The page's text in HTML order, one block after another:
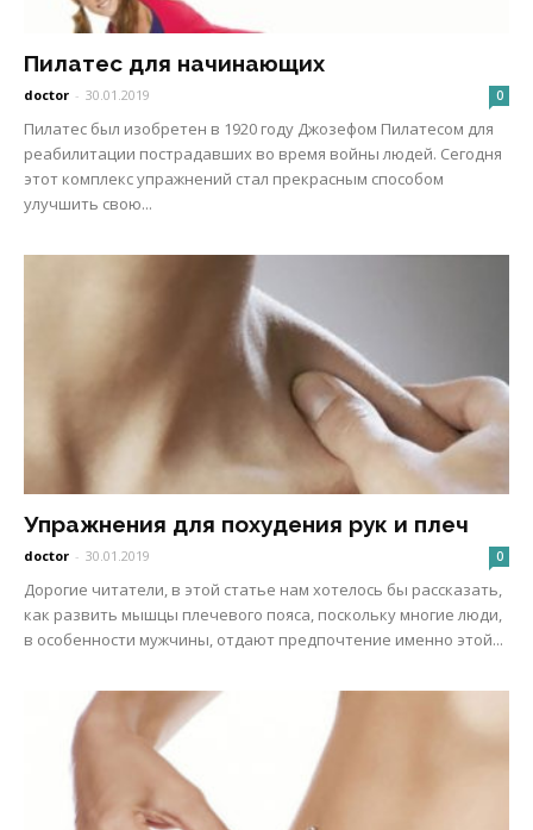
Пилатес для начинающих
doctor - 30.01.2019 0
Пилатес был изобретен в 1920 году Джозефом Пилатесом для
реабилитации пострадавших во время войны людей. Сегодня
этот комплекс упражнений стал прекрасным способом
улучшить свою...
Упражнения для похудения рук и плеч
doctor - 30.01.2019 0
Дорогие читатели, в этой статье нам хотелось бы рассказать,
как развить мышцы плечевого пояса, поскольку многие люди,
в особенности мужчины, отдают предпочтение именно этой...